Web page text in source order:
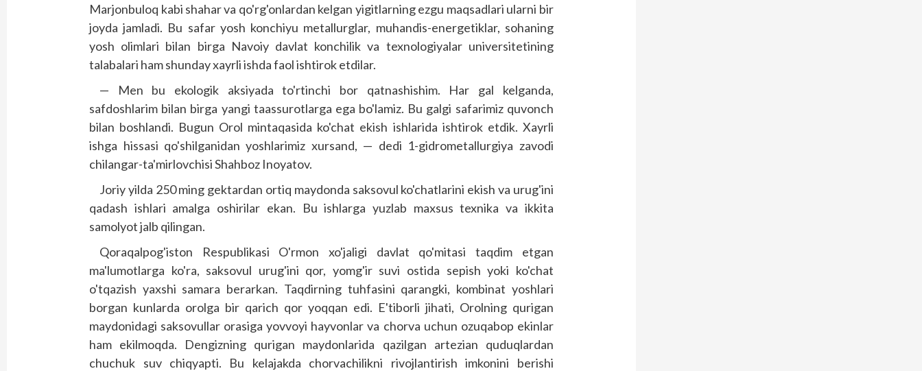
Marjonbuloq kabi shahar va qo'rg'onlardan kelgan yigitlarning ezgu maqsadlari ularni bir
joyda jamladi. Bu safar yosh konchiyu metallurglar, muhandis-energetiklar, sohaning
yosh olimlari bilan birga Navoiy davlat konchilik va texnologiyalar universitetining
talabalari ham shunday xayrli ishda faol ishtirok etdilar.
— Men bu ekologik aksiyada to'rtinchi bor qatnashishim. Har gal kelganda,
safdoshlarim bilan birga yangi taassurotlarga ega bo'lamiz. Bu galgi safarimiz quvonch
bilan boshlandi. Bugun Orol mintaqasida ko'chat ekish ishlarida ishtirok etdik. Xayrli
ishga hissasi qo'shilganidan yoshlarimiz xursand, — dedi 1-gidrometallurgiya zavodi
chilangar-ta'mirlovchisi Shahboz Inoyatov.
Joriy yilda 250 ming gektardan ortiq maydonda saksovul ko'chatlarini ekish va urug'ini
qadash ishlari amalga oshirilar ekan. Bu ishlarga yuzlab maxsus texnika va ikkita
samolyot jalb qilingan.
Qoraqalpog'iston Respublikasi O'rmon xo'jaligi davlat qo'mitasi taqdim etgan
ma'lumotlarga ko'ra, saksovul urug'ini qor, yomg'ir suvi ostida sepish yoki ko'chat
o'tqazish yaxshi samara berarkan. Taqdirning tuhfasini qarangki, kombinat yoshlari
borgan kunlarda orolga bir qarich qor yoqqan edi. E'tiborli jihati, Orolning qurigan
maydonidagi saksovullar orasiga yovvoyi hayvonlar va chorva uchun ozuqabop ekinlar
ham ekilmoqda. Dengizning qurigan maydonlarida qazilgan artezian quduqlardan
chuchuk suv chiqyapti. Bu kelajakda chorvachilikni rivojlantirish imkonini berishi